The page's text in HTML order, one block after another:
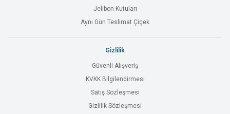
Jelibon Kutuları
Aynı Gün Teslimat Çiçek
Gizlilik
Güvenli Alışveriş
KVKK Bilgilendirmesi
Satış Sözleşmesi
Gizlilik Sözleşmesi